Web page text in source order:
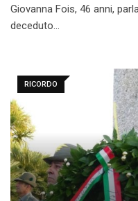
Giovanna Fois, 46 anni,
deceduto…
RICORDO